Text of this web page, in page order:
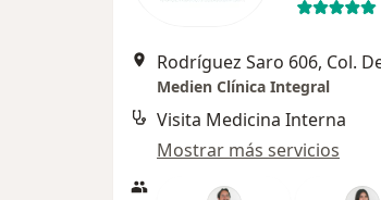
Medien Clínica Integral
Visita Medicina Interna
Mostrar más servicios